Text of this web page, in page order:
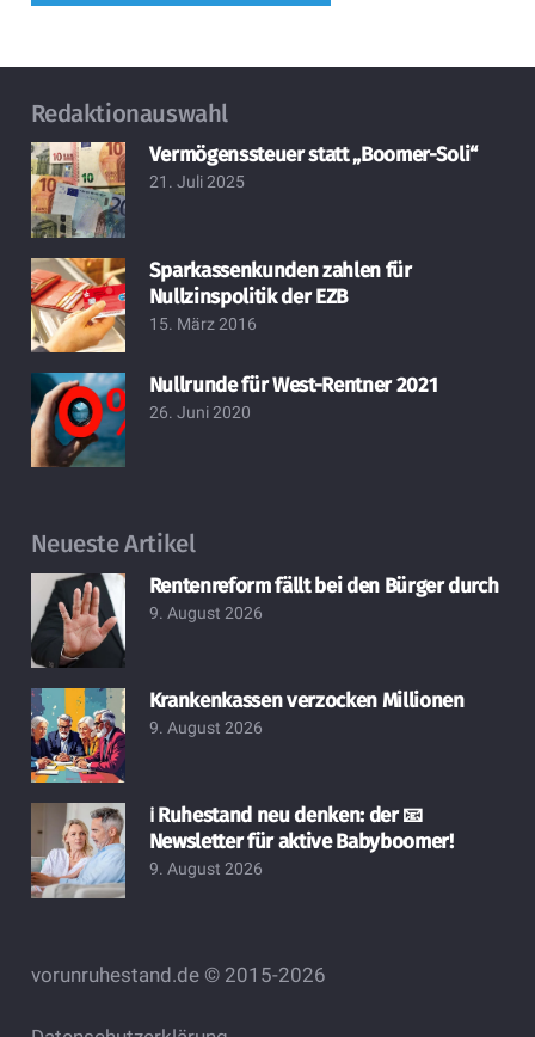
Redaktionauswahl
Vermögenssteuer statt „Boomer-Soli“
21. Juli 2025
Sparkassenkunden zahlen für
Nullzinspolitik der EZB
15. März 2016
Nullrunde für West-Rentner 2021
26. Juni 2020
Neueste Artikel
Rentenreform fällt bei den Bürger durch
9. August 2026
Krankenkassen verzocken Millionen
9. August 2026
ℹ️ Ruhestand neu denken: der 📧
Newsletter für aktive Babyboomer!
9. August 2026
vorunruhestand.de © 2015-2026